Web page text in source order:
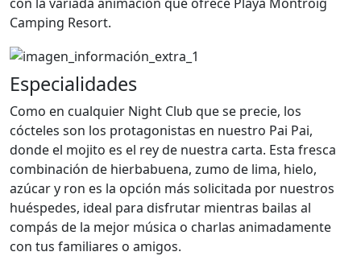
Camping Resort.
Especialidades
Como en cualquier Night Club que se precie, los
cócteles son los protagonistas en nuestro Pai Pai,
donde el mojito es el rey de nuestra carta. Esta fresca
combinación de hierbabuena, zumo de lima, hielo,
azúcar y ron es la opción más solicitada por nuestros
huéspedes, ideal para disfrutar mientras bailas al
compás de la mejor música o charlas animadamente
con tus familiares o amigos.